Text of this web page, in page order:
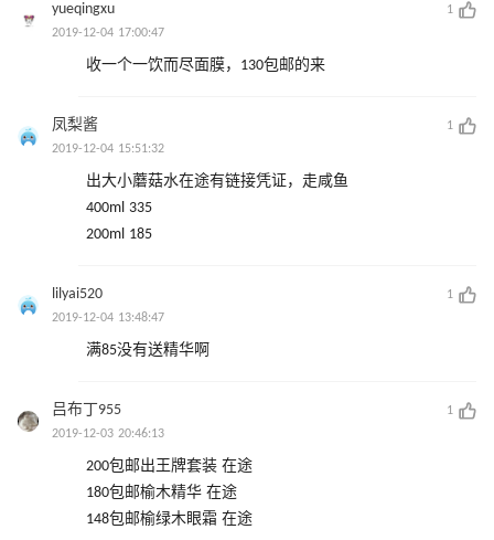
yueqingxu
1
2019-12-04 17:00:47
收一个一饮而尽面膜，130包邮的来
凤梨酱
1
2019-12-04 15:51:32
出大小蘑菇水在途有链接凭证，走咸鱼
400ml 335
200ml 185
lilyai520
1
2019-12-04 13:48:47
满85没有送精华啊
吕布丁955
1
2019-12-03 20:46:13
200包邮出王牌套装 在途
180包邮榆木精华 在途
148包邮榆绿木眼霜 在途